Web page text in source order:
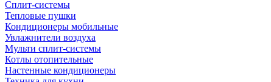
Сплит-системы
Тепловые пушки
Кондиционеры мобильные
Увлажнители воздуха
Мульти сплит-системы
Котлы отопительные
Настенные кондиционеры